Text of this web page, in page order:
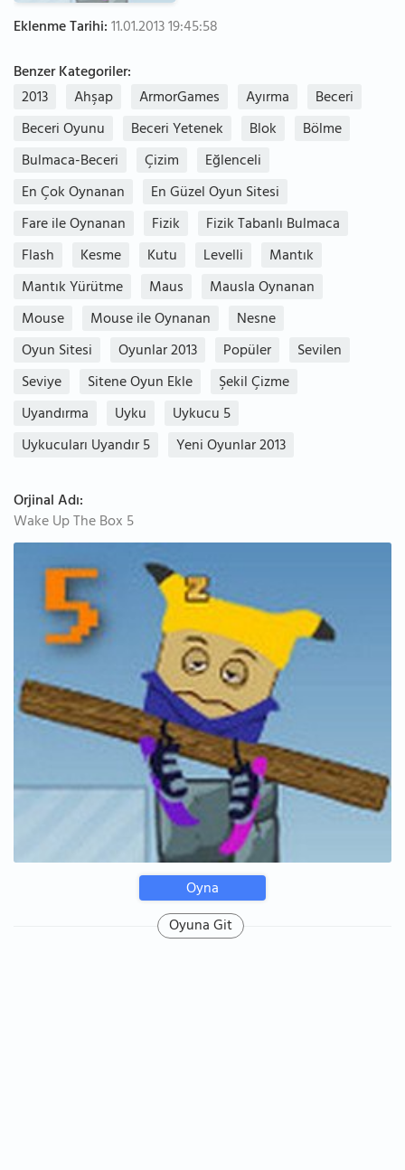
Eklenme Tarihi:11.01.2013 19:45:58
Benzer Kategoriler:
2013
Ahşap ArmorGames Ayırma
Beceri
Beceri Oyunu
Beceri Yetenek Blok
Bölme
Bulmaca-Beceri
Çizim
Eğlenceli
En Çok Oynanan
En Güzel Oyun Sitesi
Fare ile Oynanan
Fizik
Fizik Tabanlı Bulmaca
Flash
Kesme Kutu Levelli
Mantık
Mantık Yürütme
Maus
Mausla Oynanan
Mouse
Mouse ile Oynanan
Nesne
Oyun Sitesi
Oyunlar 2013 Popüler
Sevilen
Seviye
Sitene Oyun Ekle
Şekil Çizme
Uyandırma
Uyku
Uykucu 5
Uykucuları Uyandır 5
Yeni Oyunlar 2013
Orjinal Adı:
Wake Up The Box 5
Oyna
Oyuna Git